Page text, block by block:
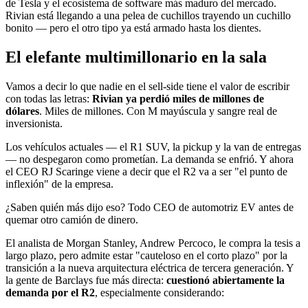
de Tesla y el ecosistema de software más maduro del mercado.
Rivian está llegando a una pelea de cuchillos trayendo un cuchillo
bonito — pero el otro tipo ya está armado hasta los dientes.
El elefante multimillonario en la sala
Vamos a decir lo que nadie en el sell-side tiene el valor de escribir
con todas las letras: Rivian ya perdió miles de millones de
dólares. Miles de millones. Con M mayúscula y sangre real de
inversionista.
Los vehículos actuales — el R1 SUV, la pickup y la van de entregas
— no despegaron como prometían. La demanda se enfrió. Y ahora
el CEO RJ Scaringe viene a decir que el R2 va a ser "el punto de
inflexión" de la empresa.
¿Saben quién más dijo eso? Todo CEO de automotriz EV antes de
quemar otro camión de dinero.
El analista de Morgan Stanley, Andrew Percoco, le compra la tesis a
largo plazo, pero admite estar "cauteloso en el corto plazo" por la
transición a la nueva arquitectura eléctrica de tercera generación. Y
la gente de Barclays fue más directa: cuestionó abiertamente la
demanda por el R2, especialmente considerando: